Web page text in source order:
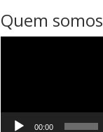
Quem somos
00:00